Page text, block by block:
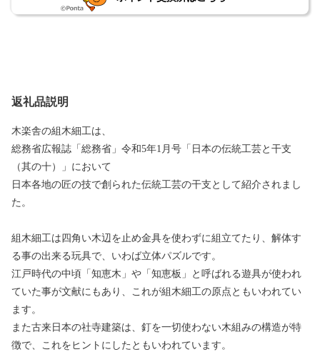
返礼品説明
木楽舎の組木細工は、
総務省広報誌「総務省」令和5年1月号「日本の伝統工芸と干支
（其の十）」において
日本各地の匠の技で創られた伝統工芸の干支として紹介されまし
た。
組木細工は四角い木辺を止め金具を使わずに組立てたり、解体す
る事の出来る玩具で、いわば立体パズルです。
江戸時代の中頃「知恵木」や「知恵板」と呼ばれる遊具が使われ
ていた事が文献にもあり、これが組木細工の原点ともいわれてい
ます。
また古来日本の社寺建築は、釘を一切使わない木組みの構造が特
徴で、これをヒントにしたともいわれています。